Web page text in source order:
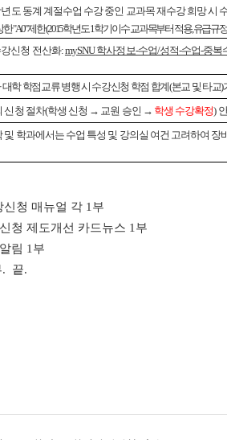
년도 동계 계절수업 수강 중인 교과목 재수강 희망 시
"A0" 제한 (2015학년도 1학기 이수 교과목부터 적용, 유급규
신청 전산화:mySNU 학사정보-수업/성적-수업-중복
대학 학점교류 병행 시 수강신청 학점 합계(본교 및 타
신청 절차(학생 신청 → 교원 승인 → 학생 수강확정)
및 학과에서는 수업 특성 및 강의실 여건 고려하여
청 매뉴얼 각 1부
제도개선 카드뉴스 1부
림 1부
끝.